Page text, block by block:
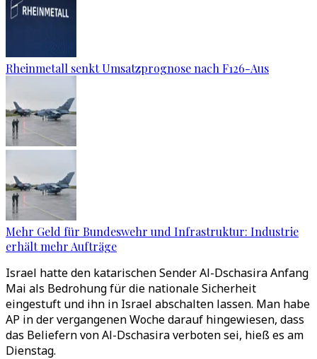
Rheinmetall senkt Umsatzprognose nach F126-Aus
Mehr Geld für Bundeswehr und Infrastruktur: Industrie
erhält mehr Aufträge
Israel hatte den katarischen Sender Al-Dschasira Anfang
Mai als Bedrohung für die nationale Sicherheit
eingestuft und ihn in Israel abschalten lassen. Man habe
AP in der vergangenen Woche darauf hingewiesen, dass
das Beliefern von Al-Dschasira verboten sei, hieß es am
Dienstag.